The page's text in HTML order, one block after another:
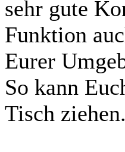
sehr gute
Funktion
Eurer
So kann
Tisch ziehen.